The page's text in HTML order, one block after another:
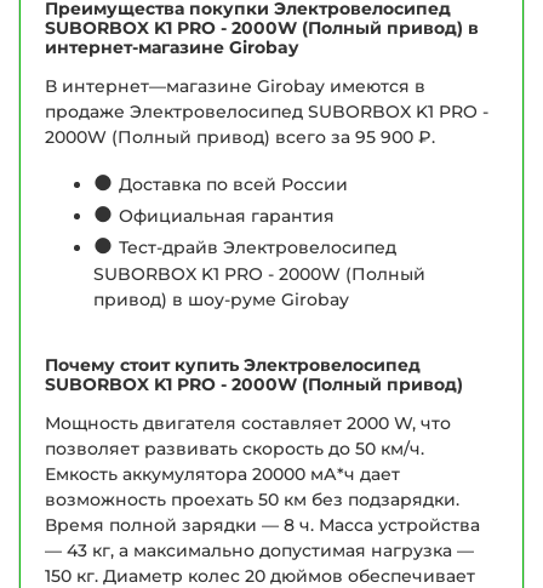
Преимущества покупки Электровелосипед
SUBORBOX K1 PRO - 2000W (Полный привод) в
интернет-магазине Girobay
В интернет—магазине Girobay имеются в
продаже Электровелосипед SUBORBOX K1 PRO -
2000W (Полный привод) всего за 95 900 ₽.
● Доставка по всей России
● Официальная гарантия
● Тест-драйв Электровелосипед
SUBORBOX K1 PRO - 2000W (Полный
привод) в шоу-руме Girobay
Почему стоит купить Электровелосипед
SUBORBOX K1 PRO - 2000W (Полный привод)
Мощность двигателя составляет 2000 W, что
позволяет развивать скорость до 50 км/ч.
Емкость аккумулятора 20000 мА*ч дает
возможность проехать 50 км без подзарядки.
Время полной зарядки — 8 ч. Масса устройства
— 43 кг, а максимально допустимая нагрузка —
150 кг. Диаметр колес 20 дюймов обеспечивает